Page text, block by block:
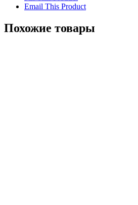
Email This Product
Похожие товары